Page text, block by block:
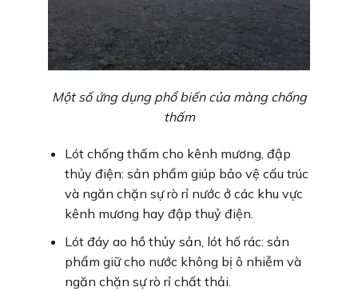
Một số ứng dụng phổ biến của màng chống
thấm
Lót chống thấm cho kênh mương, đập
thủy điện: sản phẩm giúp bảo vệ cấu trúc
và ngăn chặn sự rò rỉ nước ở các khu vực
kênh mương hay đập thuỷ điện.
Lót đáy ao hồ thủy sản, lót hố rác: sản
phẩm giữ cho nước không bị ô nhiễm và
ngăn chặn sự rò rỉ chất thải.